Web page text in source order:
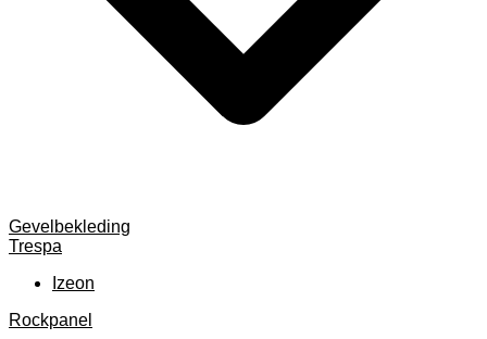
Gevelbekleding
Trespa
Izeon
Rockpanel